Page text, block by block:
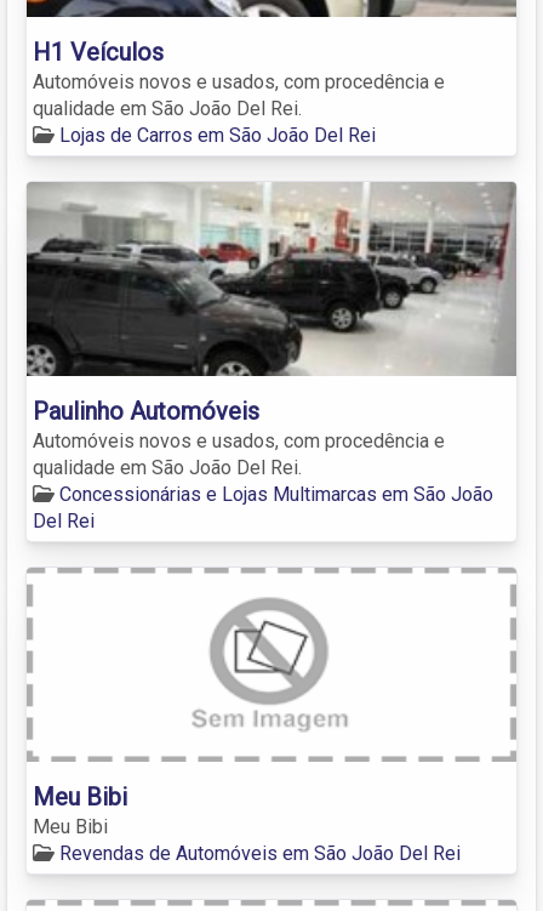
H1 Veículos
Automóveis novos e usados, com procedência e
qualidade em São João Del Rei.
Lojas de Carros em São João Del Rei
Paulinho Automóveis
Automóveis novos e usados, com procedência e
qualidade em São João Del Rei.
Concessionárias e Lojas Multimarcas em São João
Del Rei
Meu Bibi
Meu Bibi
Revendas de Automóveis em São João Del Rei